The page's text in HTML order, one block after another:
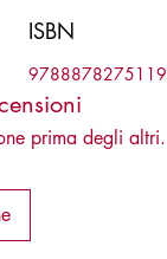
ISBN
9788878275119
prima degli altri.